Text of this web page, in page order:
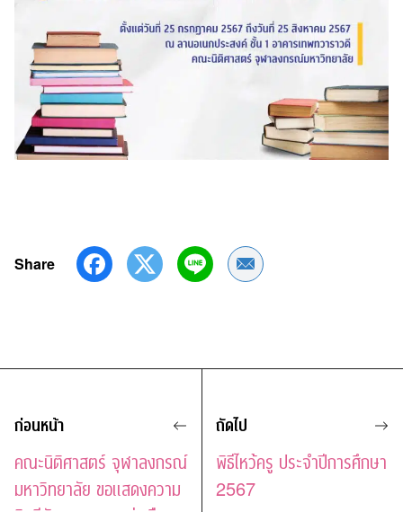
Share Share by Email
ก่อนหน้า
คณะนิติศาสตร์ จุฬาลงกรณ์
มหาวิทยาลัย ขอแสดงความ
ถัดไป
พิธีไหว้ครู ประจำปีการศึกษา
2567